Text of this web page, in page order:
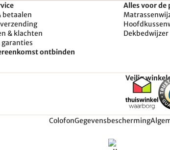
betaalen
& klachten
garanties
ontbinden
Alles voor de
Dekbedwijzer
Veilig
ColofonGegevensbescherming